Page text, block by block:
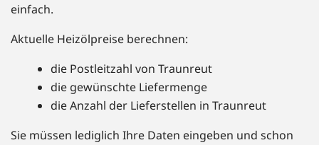
einfach.
Aktuelle Heizölpreise berechnen:
die Postleitzahl von Traunreut
die gewünschte Liefermenge
die Anzahl der Lieferstellen in Traunreut
Sie müssen lediglich Ihre Daten eingeben und schon